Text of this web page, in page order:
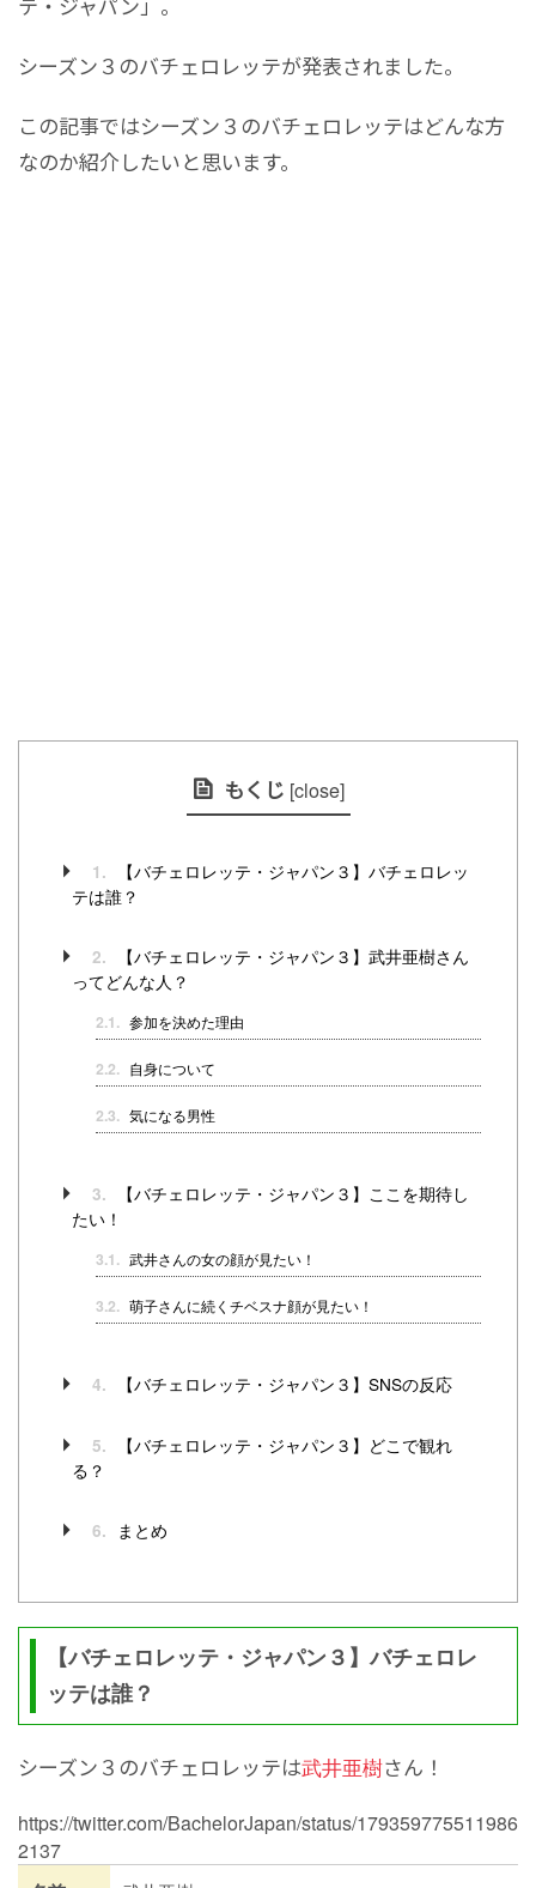
シーズン３のバチェロレッテが発表されました。
この記事ではシーズン３のバチェロレッテはどんな方
なのか紹介したいと思います。
もくじ [close]
1.
【バチェロレッテ・ジャパン３】バチェロレッ
テは誰？
2.
【バチェロレッテ・ジャパン３】武井亜樹さん
ってどんな人？
2.1. 参加を決めた理由
2.2. 自身について
2.3. 気になる男性
3.
【バチェロレッテ・ジャパン３】ここを期待し
たい！
3.1. 武井さんの女の顔が見たい！
3.2. 萌子さんに続くチベスナ顔が見たい！
4. 【バチェロレッテ・ジャパン３】SNSの反応
5.
【バチェロレッテ・ジャパン３】どこで観れ
る？
6. まとめ
【バチェロレッテ・ジャパン３】バチェロレ
ッテは誰？
シーズン３のバチェロレッテは武井亜樹さん！
https://twitter.com/BachelorJapan/status/179359775511986
2137